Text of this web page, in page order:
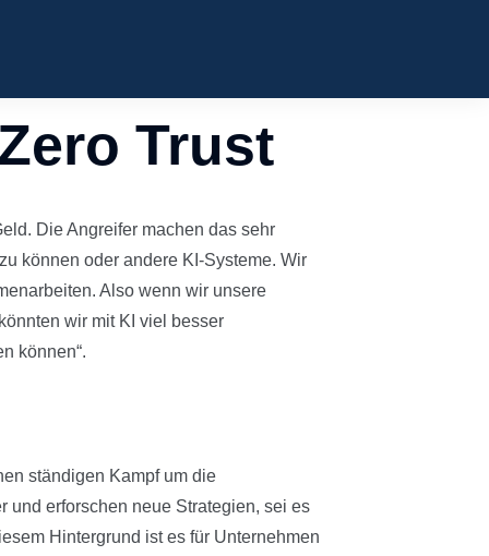
Trust
Die Angreifer machen das sehr
können oder andere KI-Systeme. Wir
Also wenn wir unsere
wir mit KI viel besser
können“.
ständigen Kampf um die
und erforschen neue Strategien, sei es
Hintergrund ist es für Unternehmen